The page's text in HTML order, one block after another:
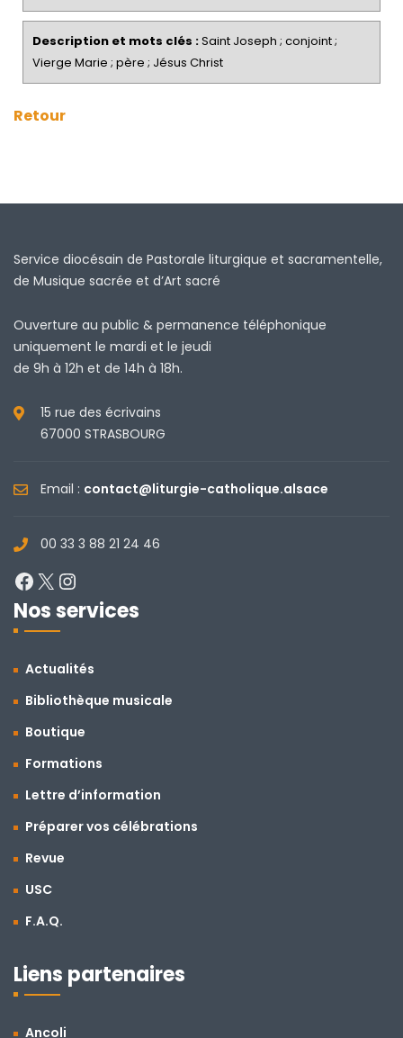
Description et mots clés :Saint Joseph ; conjoint ;
Vierge Marie ; père ; Jésus Christ
Retour
Service diocésain de Pastorale liturgique et sacramentelle,
de Musique sacrée et d’Art sacré
Ouverture au public & permanence téléphonique
uniquement le mardi et le jeudi
de 9h à 12h et de 14h à 18h.
15 rue des écrivains
67000 STRASBOURG
Email : contact@liturgie-catholique.alsace
00 33 3 88 21 24 46
Facebook
X
Nos services
Actualités
Bibliothèque musicale
Boutique
Formations
Lettre d’information
Préparer vos célébrations
Revue
USC
F.A.Q.
Liens partenaires
Ancoli